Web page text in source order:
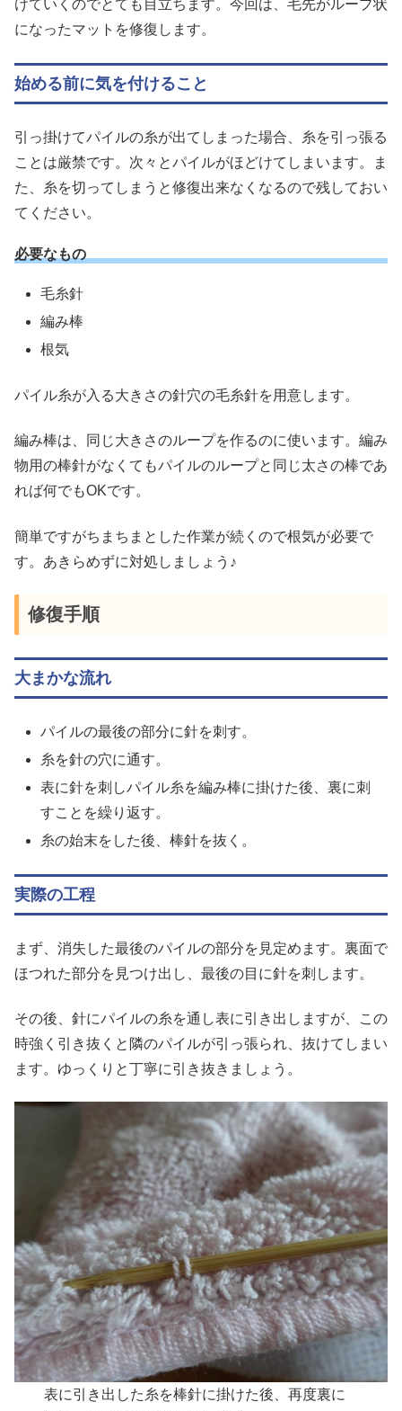
けていくのでとても目立ちます。今回は、毛先がループ状
になったマットを修復します。
始める前に気を付けること
引っ掛けてパイルの糸が出てしまった場合、糸を引っ張る
ことは厳禁です。次々とパイルがほどけてしまいます。ま
た、糸を切ってしまうと修復出来なくなるので残しておい
てください。
必要なもの
毛糸針
編み棒
根気
パイル糸が入る大きさの針穴の毛糸針を用意します。
編み棒は、同じ大きさのループを作るのに使います。編み
物用の棒針がなくてもパイルのループと同じ太さの棒であ
れば何でもOKです。
簡単ですがちまちまとした作業が続くので根気が必要で
す。あきらめずに対処しましょう♪
修復手順
大まかな流れ
パイルの最後の部分に針を刺す。
糸を針の穴に通す。
表に針を刺しパイル糸を編み棒に掛けた後、裏に刺
すことを繰り返す。
糸の始末をした後、棒針を抜く。
実際の工程
まず、消失した最後のパイルの部分を見定めます。裏面で
ほつれた部分を見つけ出し、最後の目に針を刺します。
その後、針にパイルの糸を通し表に引き出しますが、この
時強く引き抜くと隣のパイルが引っ張られ、抜けてしまい
ます。ゆっくりと丁寧に引き抜きましょう。
表に引き出した糸を棒針に掛けた後、再度裏に